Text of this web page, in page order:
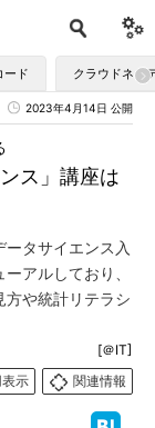
ード クラウドネイ
2023年4月14日 公開
ス」講座は
タサイエンス入
アルしており、
方や統計リテラシ
[＠IT]
示
関連情報